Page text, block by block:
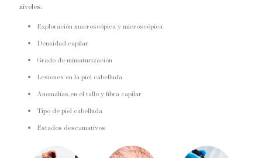
niveles:
Exploración macroscópica y microscópica
Densidad capilar
Grado de miniaturización
Lesiones en la piel cabelluda
Anomalías en el tallo y fibra capilar
Tipo de piel cabelluda
Estados descamativos